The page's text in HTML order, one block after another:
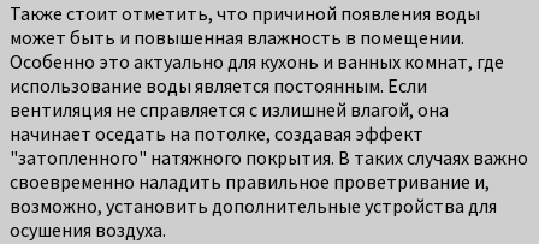
Также стоит отметить, что причиной появления воды
может быть и повышенная влажность в помещении.
Особенно это актуально для кухонь и ванных комнат, где
использование воды является постоянным. Если
вентиляция не справляется с излишней влагой, она
начинает оседать на потолке, создавая эффект
"затопленного" натяжного покрытия. В таких случаях важно
своевременно наладить правильное проветривание и,
возможно, установить дополнительные устройства для
осушения воздуха.